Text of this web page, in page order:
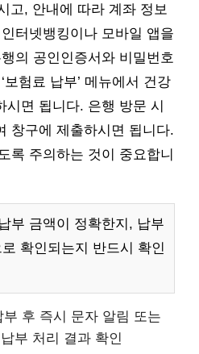
고, 안내에 따라 계좌 정보
터넷뱅킹이나 모바일 앱을
의 공인인증서와 비밀번호
험료 납부’ 메뉴에서 건강
시면 됩니다. 은행 방문 시
창구에 제출하시면 됩니다.
록 주의하는 것이 중요합니
납부 금액이 정확한지, 납부
확인되는지 반드시 확인
부 후 즉시 문자 알림 또는
부 처리 결과 확인